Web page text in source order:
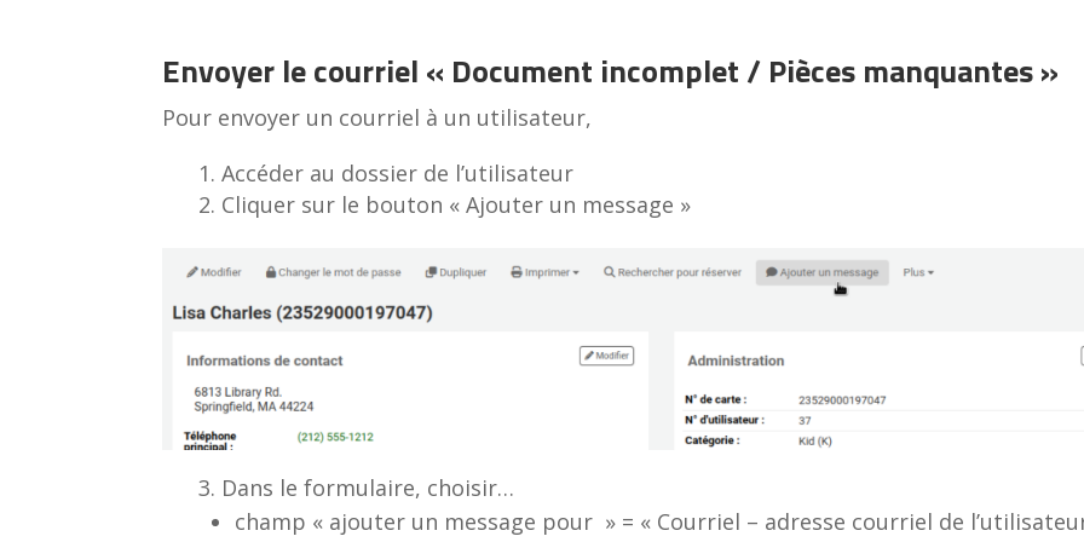
Envoyer le courriel « Document incomplet / Pièces manquantes »
Pour envoyer un courriel à un utilisateur,
Accéder au dossier de l’utilisateur
Cliquer sur le bouton « Ajouter un message »
Dans le formulaire, choisir…
champ « ajouter un message pour » = « Courriel – adresse courriel de